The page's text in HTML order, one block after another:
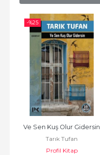
-%25
Ve Sen Kuş Olur Gidersin
Tarık Tufan
Profil Kitap